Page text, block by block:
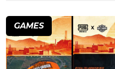
GAMES